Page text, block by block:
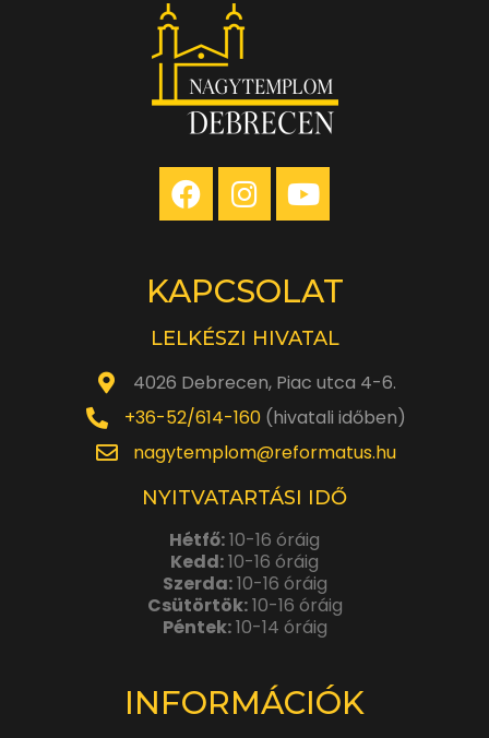
KAPCSOLAT
LELKÉSZI HIVATAL
4026 Debrecen, Piac utca 4-6.
+36-52/614-160(hivatali időben)
nagytemplom@reformatus.hu
NYITVATARTÁSI IDŐ
Hétfő:10-16 óráig
Kedd:10-16 óráig
Szerda:10-16 óráig
Csütörtök:10-16 óráig
Péntek:10-14 óráig
INFORMÁCIÓK